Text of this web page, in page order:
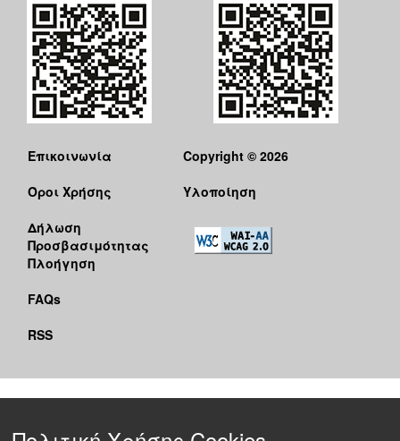
Επικοινωνία
Όροι Χρήσης
Δήλωση
Προσβασιμότητας
Πλοήγηση
FAQs
RSS
Copyright © 2026
Υλοποίηση